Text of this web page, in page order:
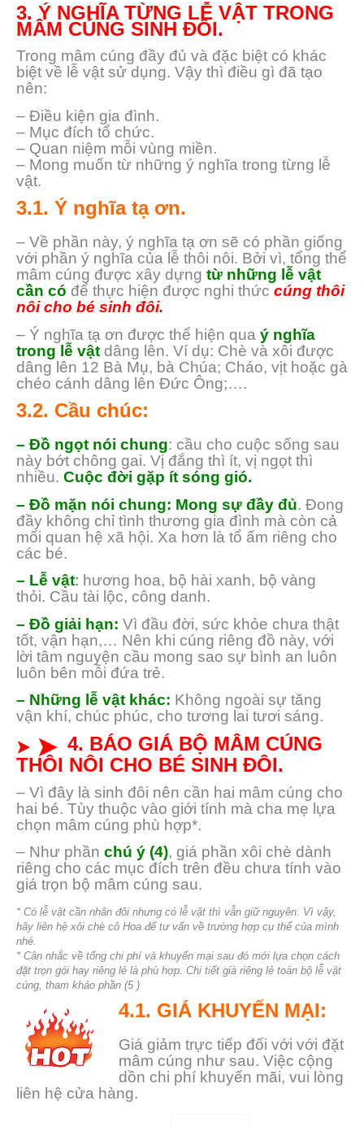
3. Ý NGHĨA TỪNG LỄ VẬT TRONG
MÂM CÚNG SINH ĐÔI.
Trong mâm cúng đầy đủ và đặc biệt có khác
biệt về lễ vật sử dụng. Vậy thì điều gì đã tạo
nên:
– Điều kiện gia đình.
– Mục đích tổ chức.
– Quan niệm mỗi vùng miền.
– Mong muốn từ những ý nghĩa trong từng lễ
vật.
3.1. Ý nghĩa tạ ơn.
– Về phần này, ý nghĩa tạ ơn sẽ có phần giống
với phần ý nghĩa của lễ thôi nôi. Bởi vì, tổng thể
mâm cúng được xây dựng từ những lễ vật
cần có để thực hiện được nghi thức cúng thôi
nôi cho bé sinh đôi.
– Ý nghĩa tạ ơn được thể hiện qua ý nghĩa
trong lễ vật dâng lên. Ví dụ: Chè và xôi được
dâng lên 12 Bà Mụ, bà Chúa; Cháo, vịt hoặc gà
chéo cánh dâng lên Đức Ông;….
3.2. Cầu chúc:
– Đồ ngọt nói chung: cầu cho cuộc sống sau
này bớt chông gai. Vị đắng thì ít, vị ngọt thì
nhiều. Cuộc đời gặp ít sóng gió.
– Đồ mặn nói chung: Mong sự đầy đủ. Đong
đầy không chỉ tình thương gia đình mà còn cả
mối quan hệ xã hội. Xa hơn là tổ ấm riêng cho
các bé.
– Lễ vật: hương hoa, bộ hài xanh, bộ vàng
thỏi. Cầu tài lộc, công danh.
– Đồ giải hạn: Vì đầu đời, sức khỏe chưa thật
tốt, vận hạn,… Nên khi cúng riêng đồ này, với
lời tâm nguyện cầu mong sao sự bình an luôn
luôn bên mỗi đứa trẻ.
– Những lễ vật khác: Không ngoài sự tăng
vận khí, chúc phúc, cho tương lai tươi sáng.
4. BÁO GIÁ BỘ MÂM CÚNG
THÔI NÔI CHO BÉ SINH ĐÔI.
– Vì đây là sinh đôi nên cần hai mâm cúng cho
hai bé. Tùy thuộc vào giới tính mà cha mẹ lựa
chọn mâm cúng phù hợp*.
– Như phần chú ý (4), giá phần xôi chè dành
riêng cho các mục đích trên đều chưa tính vào
giá trọn bộ mâm cúng sau.
* Có lễ vật cần nhân đôi nhưng có lễ vật thì vẫn giữ nguyên. Vì vậy,
hãy liên hệ xôi chè cô Hoa để tư vấn về trường hợp cụ thể của mình
nhé.
* Cân nhắc về tổng chi phí và khuyến mại sau đó mới lựa chọn cách
đặt trọn gói hay riêng lẻ là phù hợp. Chi tiết giá riêng lẻ toàn bộ lễ vật
cúng, tham khảo phần (5 )
4.1. GIÁ KHUYẾN MẠI:
Giá giảm trực tiếp đối với với đặt
mâm cúng như sau. Việc cộng
dồn chi phí khuyến mãi, vui lòng
liên hệ cửa hàng.